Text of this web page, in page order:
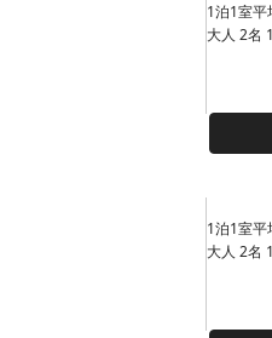
1泊1室平
大人 2名
1泊1室平
大人 2名